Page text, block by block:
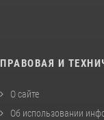
ПРАВОВАЯ И
О сайте
Об использовании